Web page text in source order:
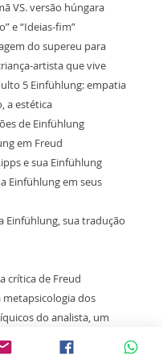
VS. versão húngara
e “Ideias-fim”
do supereu para
artista que vive
5 Einfühlung: empatia
a estética
de Einfühlung
em Freud
e sua Einfühlung
Einfühlung em seus
Einfühlung, sua tradução
crítica de Freud
metapsicologia dos
do analista, um